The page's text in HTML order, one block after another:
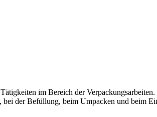
im Bereich der
der Befüllung, beim Umpacken und beim